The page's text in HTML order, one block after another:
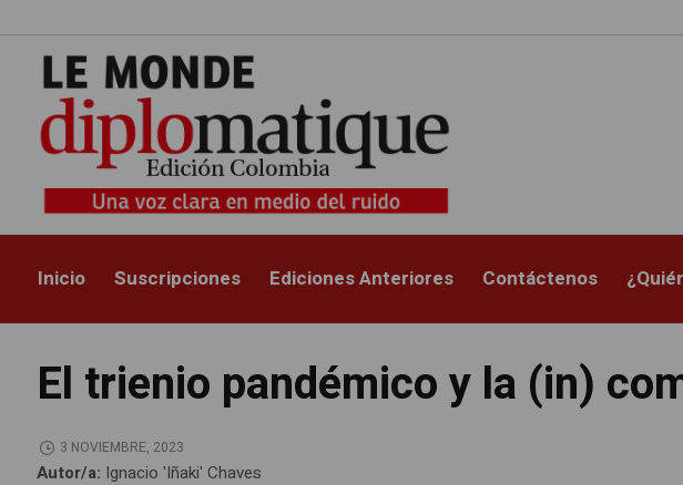
Inicio Suscripciones Ediciones Anteriores Contáctenos
El trienio pandémico y la (in)
3 NOVIEMBRE, 2023
Autor/a: Ignacio 'Iñaki' Chaves